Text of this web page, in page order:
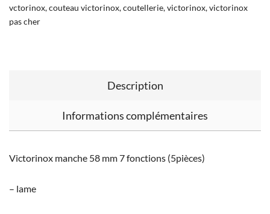
vctorinox,couteau victorinox,coutellerie,victorinox,victorinox
pas cher
Description
Informations complémentaires
Victorinox manche 58 mm 7 fonctions (5pièces)
– lame